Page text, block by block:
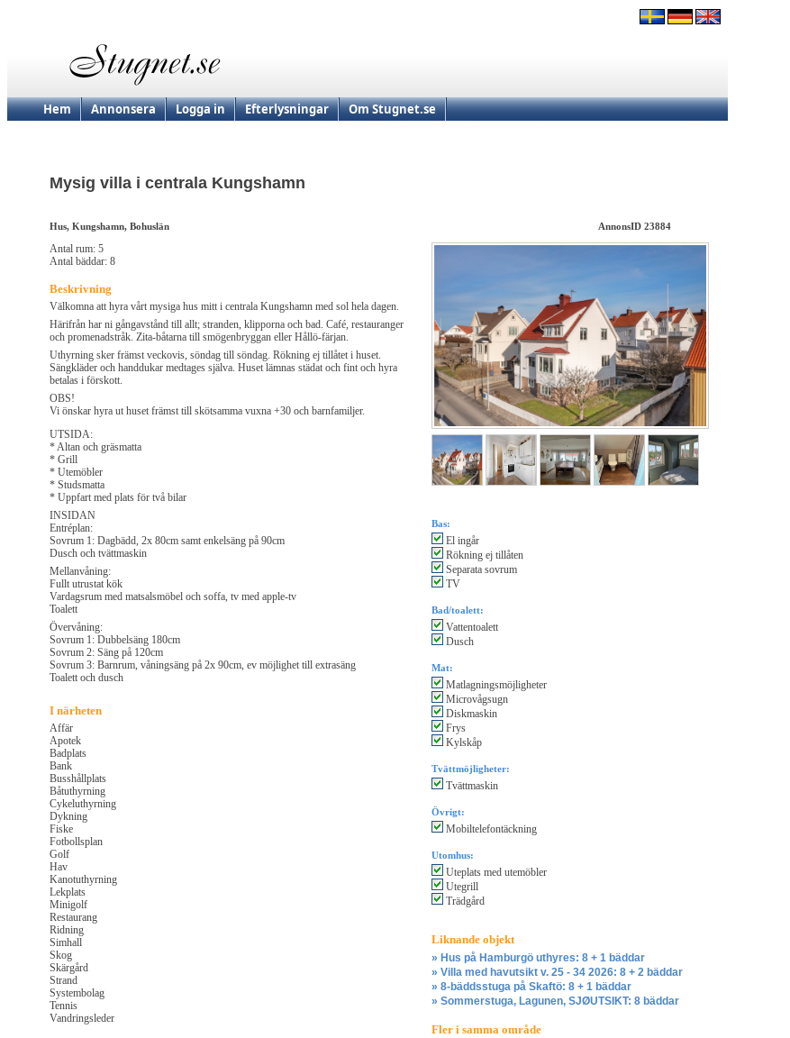
Hem Annonsera Logga in Efterlysningar Om Stugnet.se
Mysig villa i centrala Kungshamn
Hus, Kungshamn, Bohuslän AnnonsID 23884
Antal rum: 5
Antal bäddar: 8
Beskrivning
Välkomna att hyra vårt mysiga hus mitt i centrala Kungshamn med sol hela dagen.
Härifrån har ni gångavstånd till allt; stranden, klipporna och bad. Café, restauranger
och promenadstråk. Zita-båtarna till smögenbryggan eller Hållö-färjan.
Uthyrning sker främst veckovis, söndag till söndag. Rökning ej tillåtet i huset.
Sängkläder och handdukar medtages själva. Huset lämnas städat och fint och hyra
betalas i förskott.
OBS!
Vi önskar hyra ut huset främst till skötsamma vuxna +30 och barnfamiljer.
UTSIDA:
* Altan och gräsmatta
* Grill
* Utemöbler
* Studsmatta
* Uppfart med plats för två bilar
INSIDAN
Entréplan:
Sovrum 1: Dagbädd, 2x 80cm samt enkelsäng på 90cm
Dusch och tvättmaskin
Mellanvåning:
Fullt utrustat kök
Vardagsrum med matsalsmöbel och soffa, tv med apple-tv
Toalett
Övervåning:
Sovrum 1: Dubbelsäng 180cm
Sovrum 2: Säng på 120cm
Sovrum 3: Barnrum, våningsäng på 2x 90cm, ev möjlighet till extrasäng
Toalett och dusch
I närheten
Affär
Apotek
Badplats
Bank
Busshållplats
Båtuthyrning
Cykeluthyrning
Dykning
Fiske
Fotbollsplan
Golf
Hav
Kanotuthyrning
Lekplats
Minigolf
Restaurang
Ridning
Simhall
Skog
Skärgård
Strand
Systembolag
Tennis
Vandringsleder
Bas:
El ingår
Rökning ej tillåten
Separata sovrum
TV
Bad/toalett:
Vattentoalett
Dusch
Mat:
Matlagningsmöjligheter
Microvågsugn
Diskmaskin
Frys
Kylskåp
Tvättmöjligheter:
Tvättmaskin
Övrigt:
Mobiltelefontäckning
Utomhus:
Uteplats med utemöbler
Utegrill
Trädgård
Liknande objekt
» Hus på Hamburgö uthyres: 8 + 1 bäddar
» Villa med havutsikt v. 25 - 34 2026: 8 + 2 bäddar
» 8-bäddsstuga på Skaftö: 8 + 1 bäddar
» Sommerstuga, Lagunen, SJØUTSIKT: 8 bäddar
Fler i samma område